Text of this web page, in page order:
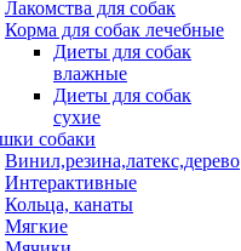
Лакомства для собак
Корма для собак лечебные
Диеты для собак
влажные
Диеты для собак
сухие
собаки
Винил,резина,латекс,дерево
Интерактивные
Кольца, канаты
Мягкие